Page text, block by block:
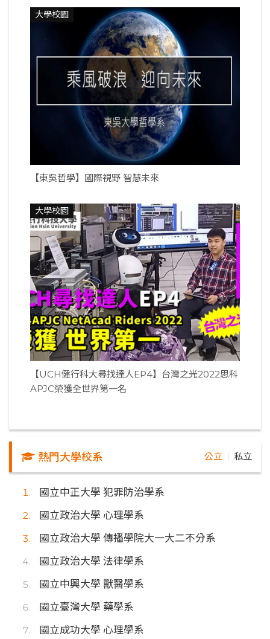
大學校園
【東吳哲學】國際視野 智慧未來
大學校園
【UCH健行科大尋找達人EP4】台灣之光2022思科
APJC榮獲全世界第一名
熱門大學校系 公立 私立
國立中正大學 犯罪防治學系
國立政治大學 心理學系
國立政治大學 傳播學院大一大二不分系
國立政治大學 法律學系
國立中興大學 獸醫學系
國立臺灣大學 藥學系
國立成功大學 心理學系